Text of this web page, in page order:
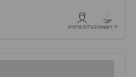
1
יד ראשונהבעלות פרטית